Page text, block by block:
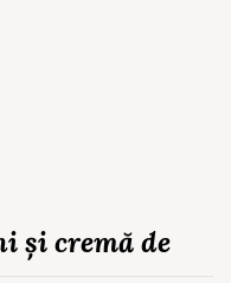
și cremă de